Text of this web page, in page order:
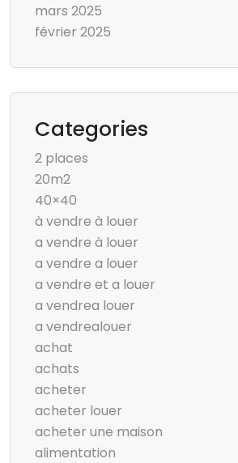
mars 2025
février 2025
Categories
2 places
20m2
40×40
à vendre à louer
a vendre à louer
a vendre a louer
a vendre et a louer
a vendrea louer
a vendrealouer
achat
achats
acheter
acheter louer
acheter une maison
alimentation